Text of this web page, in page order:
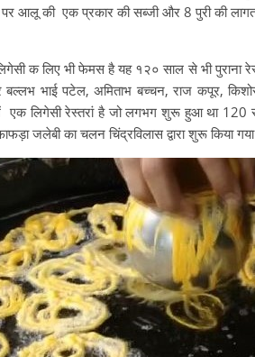
आलू की एक प्रकार की सब्जी और 8 पुरी की
क लिए भी फेमस है यह १२० साल से भी
बल्लभ भाई पटेल, अमिताभ बच्चन, राज कपूर,
में एक लिगेसी रेस्तरां है जो लगभग शुरू हुआ था
जलेबी का चलन चिंद्रविलास द्वारा शुरू किया